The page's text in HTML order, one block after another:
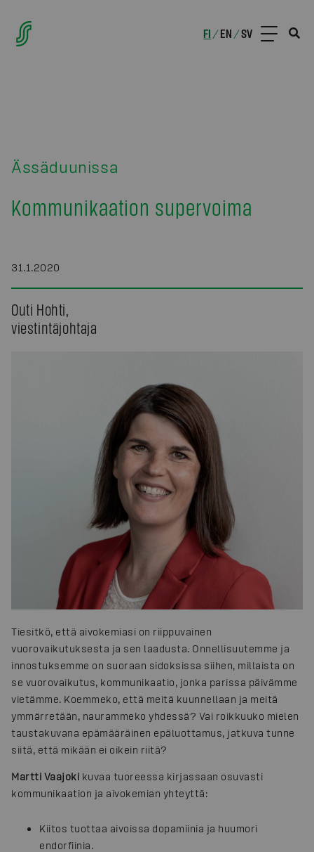
FI /EN /SV
Ässäduunissa
Kommunikaation supervoima
31.1.2020
Outi Hohti,
viestintäjohtaja
Tiesitkö, että aivokemiasi on riippuvainen
vuorovaikutuksesta ja sen laadusta. Onnellisuutemme ja
innostuksemme on suoraan sidoksissa siihen, millaista on
se vuorovaikutus, kommunikaatio, jonka parissa päivämme
vietämme. Koemmeko, että meitä kuunnellaan ja meitä
ymmärretään, naurammeko yhdessä? Vai roikkuuko mielen
taustakuvana epämääräinen epäluottamus, jatkuva tunne
siitä, että mikään ei oikein riitä?
Martti Vaajoki kuvaa tuoreessa kirjassaan osuvasti
kommunikaation ja aivokemian yhteyttä:
Kiitos tuottaa aivoissa dopamiinia ja huumori
endorfiinia.